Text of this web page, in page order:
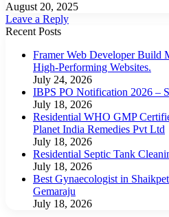
August 20, 2025
Leave a Reply
Recent Posts
Framer Web Developer Build
High-Performing Websites.
July 24, 2026
IBPS PO Notification 2026 –
July 18, 2026
Residential WHO GMP
Planet India Remedies Pvt Ltd
July 18, 2026
Residential Septic Tank
July 18, 2026
Best Gynaecologist in
Gemaraju
July 18, 2026